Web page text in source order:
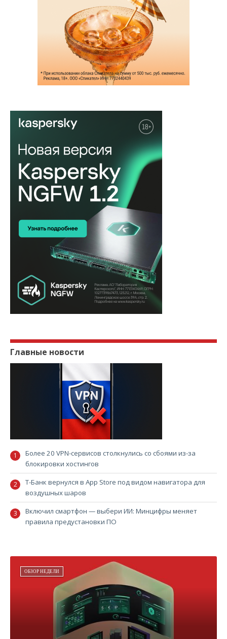
Главные новости
Более 20 VPN-сервисов столкнулись со сбоями из-за
блокировки хостингов
Т-Банк вернулся в App Store под видом навигатора для
воздушных шаров
Включил смартфон — выбери ИИ: Минцифры меняет
правила предустановки ПО
ОБЗОР НЕДЕЛИ